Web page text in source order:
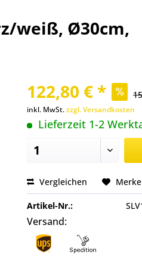
weiß, Ø30cm,
122,80 € *
inkl. MwSt.zzgl. Versandkosten
Lieferzeit 1-2
Vergleichen
Artikel-Nr.:
Versand: